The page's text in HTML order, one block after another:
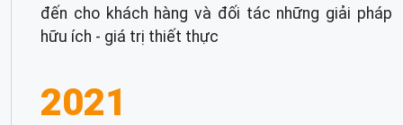
đến cho khách hàng và đối tác những giải pháp
hữu ích - giá trị thiết thực
2021